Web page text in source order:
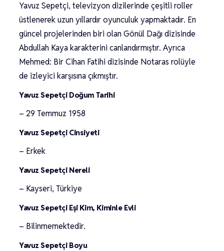
Yavuz Sepetçi, televizyon dizilerinde çeşitli roller
üstlenerek uzun yıllardır oyunculuk yapmaktadır. En
güncel projelerinden biri olan Gönül Dağı dizisinde
Abdullah Kaya karakterini canlandırmıştır. Ayrıca
Mehmed: Bir Cihan Fatihi dizisinde Notaras rolüyle
de izleyici karşısına çıkmıştır.
Yavuz Sepetçi Doğum Tarihi
– 29 Temmuz 1958
Yavuz Sepetçi Cinsiyeti
– Erkek
Yavuz Sepetçi Nereli
– Kayseri, Türkiye
Yavuz Sepetçi Eşi Kim, Kiminle Evli
– Bilinmemektedir.
Yavuz Sepetçi Boyu